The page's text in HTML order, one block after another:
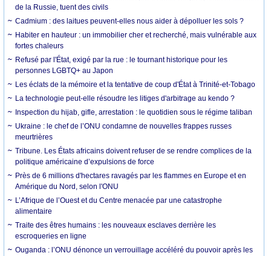
de la Russie, tuent des civils
Cadmium : des laitues peuvent-elles nous aider à dépolluer les sols ?
Habiter en hauteur : un immobilier cher et recherché, mais vulnérable aux
fortes chaleurs
Refusé par l'État, exigé par la rue : le tournant historique pour les
personnes LGBTQ+ au Japon
Les éclats de la mémoire et la tentative de coup d'État à Trinité-et-Tobago
La technologie peut-elle résoudre les litiges d'arbitrage au kendo ?
Inspection du hijab, gifle, arrestation : le quotidien sous le régime taliban
Ukraine : le chef de l’ONU condamne de nouvelles frappes russes
meurtrières
Tribune. Les États africains doivent refuser de se rendre complices de la
politique américaine d’expulsions de force
Près de 6 millions d'hectares ravagés par les flammes en Europe et en
Amérique du Nord, selon l'ONU
L’Afrique de l’Ouest et du Centre menacée par une catastrophe
alimentaire
Traite des êtres humains : les nouveaux esclaves derrière les
escroqueries en ligne
Ouganda : l’ONU dénonce un verrouillage accéléré du pouvoir après les